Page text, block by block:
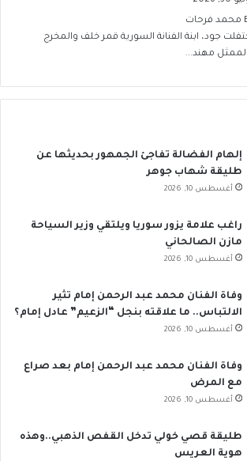
محمد فرحات
جود، ابنة الفنانة السورية قمر خلف والمخرج
مهند...
إلهام الفضالة تفاجئ الجمهور بحديثها عن
طليقة شهاب جوهر
أغسطس 10, 2026
راغب علامة يزور سوريا ويلتقي وزير السياحة
مازن الصالحاني
أغسطس 10, 2026
وفاة الفنان محمد عبد الرحمن إمام تثير
الالتباس.. ما علاقته بنجل “الزعيم” عادل إمام؟
أغسطس 10, 2026
وفاة الفنان محمد عبد الرحمن إمام بعد صراع
مع المرض
أغسطس 10, 2026
طليقة قصي خولي تدخل القفص الذهبي..وهذه
هوية العريس